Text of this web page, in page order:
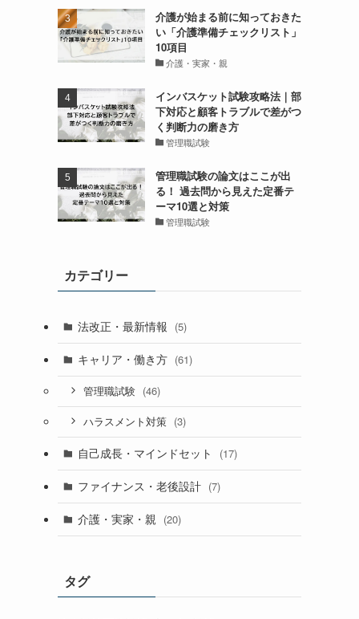
介護が始まる前に知っておきた
い「介護準備チェックリスト」
10項目
介護・実家・親
インバスケット試験攻略法｜部
下対応と顧客トラブルで差がつ
く判断力の磨き方
管理職試験
管理職試験の論文はここが出
る！ 過去問から見えた定番テ
ーマ10選と対策
管理職試験
カテゴリー
法改正・最新情報 (5)
キャリア・働き方 (61)
管理職試験 (46)
ハラスメント対策 (3)
自己成長・マインドセット (17)
ファイナンス・老後設計 (7)
介護・実家・親 (20)
タグ